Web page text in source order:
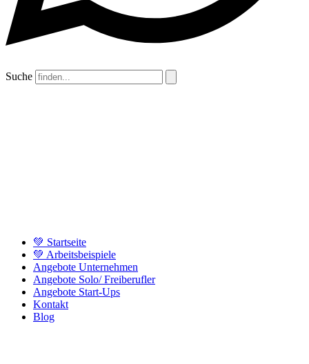
Suche
💚 Startseite
💚 Arbeitsbeispiele
Angebote Unternehmen
Angebote Solo/ Freiberufler
Angebote Start-Ups
Kontakt
Blog